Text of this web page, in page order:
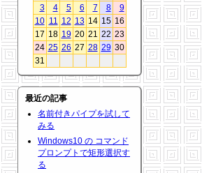
3
4 5 6 7 8
9
10 11 12 13 14 15 16
17 18 19 20 21 22 23
24 25 26 27 28 29 30
31
最近の記事
名前付きパイプを試して
みる
Windows10 の コマンド
プロンプトで矩形選択す
る